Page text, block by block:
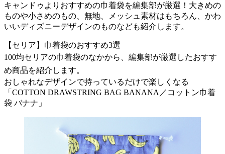
キャンドゥよりおすすめの巾着袋を編集部が厳選！大きめの
ものや小さめのもの、無地、メッシュ素材はもちろん、かわ
いいディズニーデザインのものなども紹介します。
【セリア】巾着袋のおすすめ3選
100均セリアの巾着袋のなかから、編集部が厳選したおすす
め商品を紹介します。
おしゃれなデザインで持っているだけで楽しくなる
「COTTON DRAWSTRING BAG BANANA／コットン巾着
袋 バナナ」